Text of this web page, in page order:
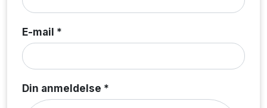
E-mail *
Din anmeldelse *